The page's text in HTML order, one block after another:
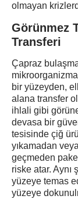
olmayan
Görünmez
Transferi
Çapraz
bir yüzeyden,
alana transfer
ihlali gibi
devasa bir
tesisinde çiğ
yıkamadan
geçmeden
riske atar.
yüzeye temas
yüzeye